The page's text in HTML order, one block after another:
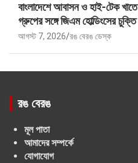
বাংলাদেশে আবাসন ও হাই-টেক খাতে
গ্রুপের সঙ্গে জিএম হোল্ডিংসের চুক্তি
আগস্ট 7, 2026 রঙ বেরঙ ডেস্ক
রঙ বেরঙ
মূল পাতা
আমাদের সম্পর্কে
যোগাযোগ